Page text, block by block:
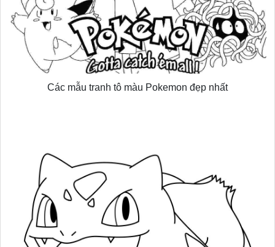
Các mẫu tranh tô màu Pokemon đẹp nhất